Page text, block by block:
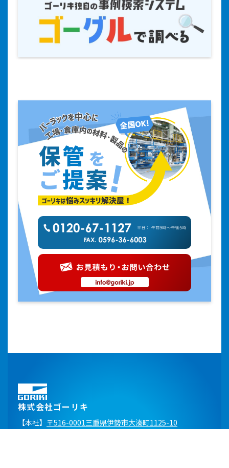
株式会社ゴーリキ
【本社】 〒516-0001三重県伊勢市大湊町1125-10